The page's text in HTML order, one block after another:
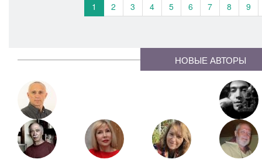
1 2 3 4 5 6 7 8 9
НОВЫЕ АВТОРЫ